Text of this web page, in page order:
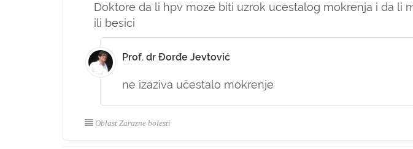
Doktore da li hpv moze biti uzrok ucestalog mokrenja i da li
ili besici
Prof. dr Đorđe Jevtović
ne izaziva učestalo mokrenje
Oblast Zarazne bolesti